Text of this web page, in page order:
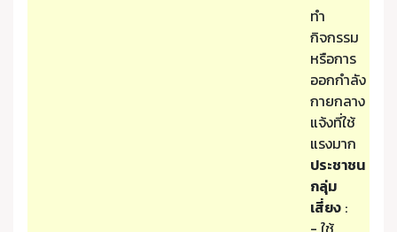
ทำ
กิจกรรม
หรือการ
ออกกำลัง
กายกลาง
แจ้งที่ใช้
แรงมาก
ประชาชน
กลุ่ม
เสี่ยง :